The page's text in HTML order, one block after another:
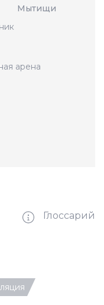
арена
Мытищи
Глоссарий